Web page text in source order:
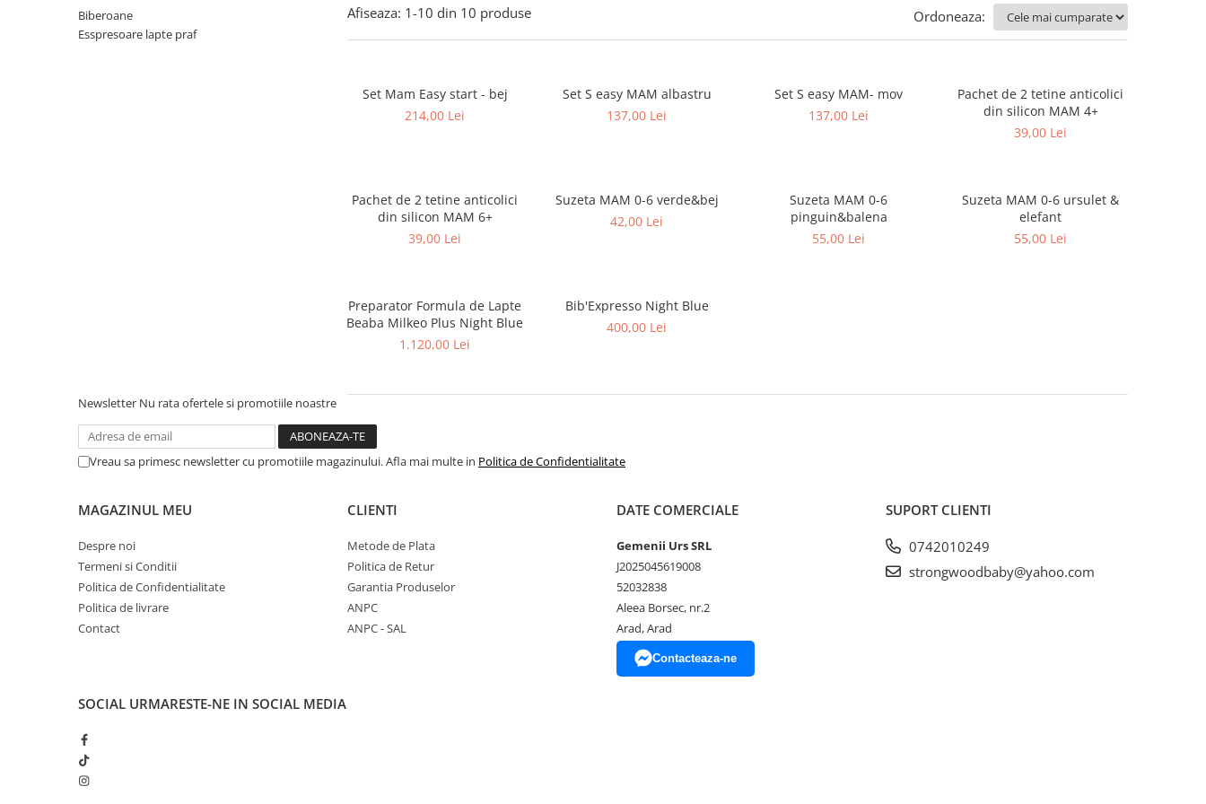
Biberoane
Esspresoare lapte praf
Afiseaza: 1-10 din 10 produse Ordoneaza:
Set Mam Easy start - bej
214,00 Lei
Set S easy MAM albastru
137,00 Lei
Set S easy MAM- mov
137,00 Lei
Pachet de 2 tetine anticolici
din silicon MAM 4+
39,00 Lei
Pachet de 2 tetine anticolici
din silicon MAM 6+
39,00 Lei
Suzeta MAM 0-6 verde&bej
42,00 Lei
Suzeta MAM 0-6
pinguin&balena
55,00 Lei
Suzeta MAM 0-6 ursulet &
elefant
55,00 Lei
Preparator Formula de Lapte
Beaba Milkeo Plus Night Blue
1.120,00 Lei
Bib'Expresso Night Blue
400,00 Lei
Newsletter Nu rata ofertele si promotiile noastre
Vreau sa primesc newsletter cu promotiile magazinului. Afla mai multe in Politica de Confidentialitate
MAGAZINUL MEU
Despre noi
Termeni si Conditii
Politica de Confidentialitate
Politica de livrare
Contact
CLIENTI
Metode de Plata
Politica de Retur
Garantia Produselor
ANPC
ANPC - SAL
DATE COMERCIALE
Gemenii Urs SRL
J2025045619008
52032838
Aleea Borsec, nr.2
Arad, Arad
Contacteaza-ne
SUPORT CLIENTI
0742010249
strongwoodbaby@yahoo.com
SOCIAL URMARESTE-NE IN SOCIAL MEDIA